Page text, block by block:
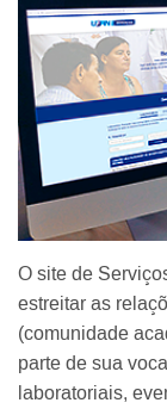
O site de
estreitar as
(comunidade
parte de sua
laboratoriais,